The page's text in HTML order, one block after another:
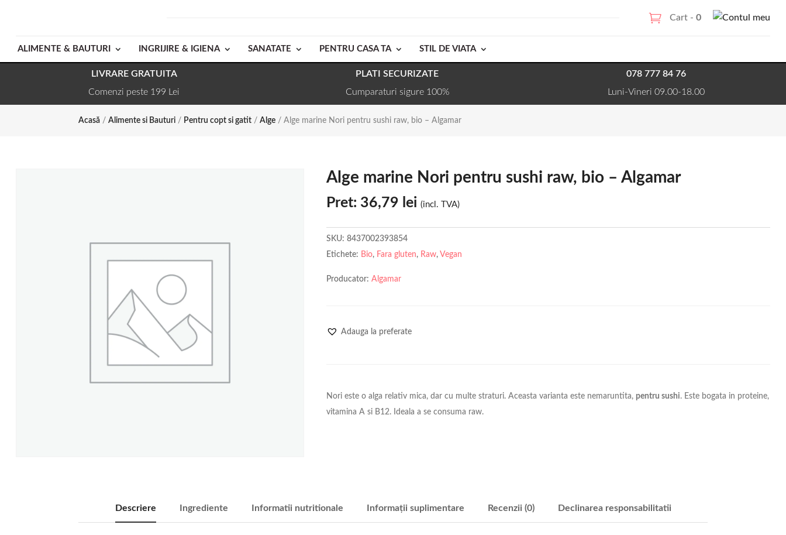
Cart -0
ALIMENTE & BAUTURI INGRIJIRE & IGIENA SANATATE PENTRU CASA TA STIL DE VIATA
LIVRARE GRATUITA
Comenzi peste 199 Lei
PLATI SECURIZATE
Cumparaturi sigure 100%
078 777 84 76
Luni-Vineri 09.00-18.00
Acasă /Alimente si Bauturi / Pentru copt si gatit /Alge / Alge marine Nori pentru sushi raw, bio – Algamar
Alge marine Nori pentru sushi raw, bio – Algamar
Pret: 36,79 lei (incl. TVA)
SKU:8437002393854
Etichete: Bio, Fara gluten, Raw, Vegan
Producator:Algamar
Adauga la preferate
Nori este o alga relativ mica, dar cu multe straturi. Aceasta varianta este nemaruntita, pentru sushi. Este bogata in proteine,
vitamina A si B12. Ideala a se consuma raw.
Descriere Ingrediente Informatii nutritionale Informații suplimentare Recenzii (0) Declinarea responsabilitatii